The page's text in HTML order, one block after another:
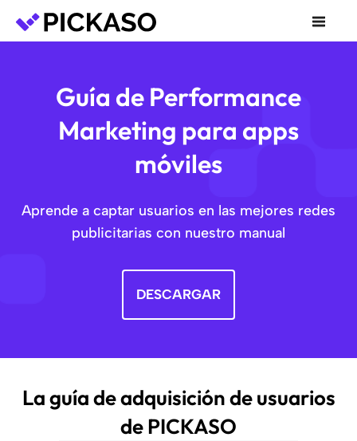
Guía de Performance
Marketing para apps
móviles
Aprende a captar usuarios en las mejores redes
publicitarias con nuestro manual
DESCARGAR
La guía de adquisición de usuarios
de PICKASO